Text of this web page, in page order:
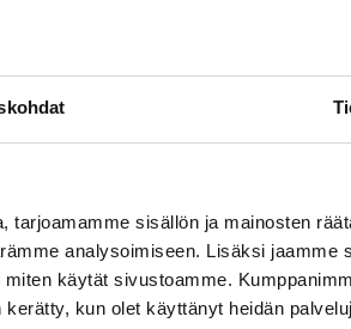
sisällön ja mainosten
analysoimiseen. Lisäksi jaamme
käytät sivustoamme.
kun olet käyttänyt heidän